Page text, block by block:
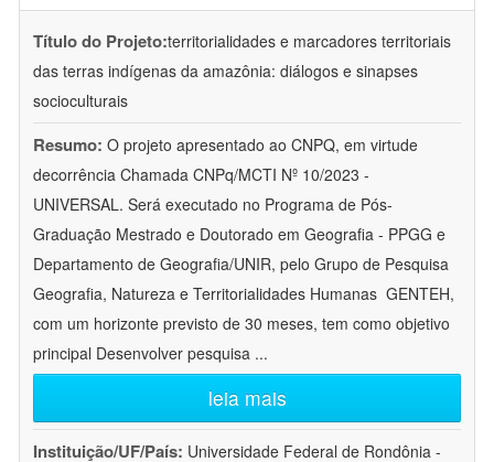
Título do Projeto:territorialidades e marcadores territoriais
das terras indígenas da amazônia: diálogos e sinapses
socioculturais
Resumo: O projeto apresentado ao CNPQ, em virtude
decorrência Chamada CNPq/MCTI Nº 10/2023 -
UNIVERSAL. Será executado no Programa de Pós-
Graduação Mestrado e Doutorado em Geografia - PPGG e
Departamento de Geografia/UNIR, pelo Grupo de Pesquisa
Geografia, Natureza e Territorialidades Humanas  GENTEH,
com um horizonte previsto de 30 meses, tem como objetivo
principal Desenvolver pesquisa ...
leia mais
Instituição/UF/País: Universidade Federal de Rondônia -